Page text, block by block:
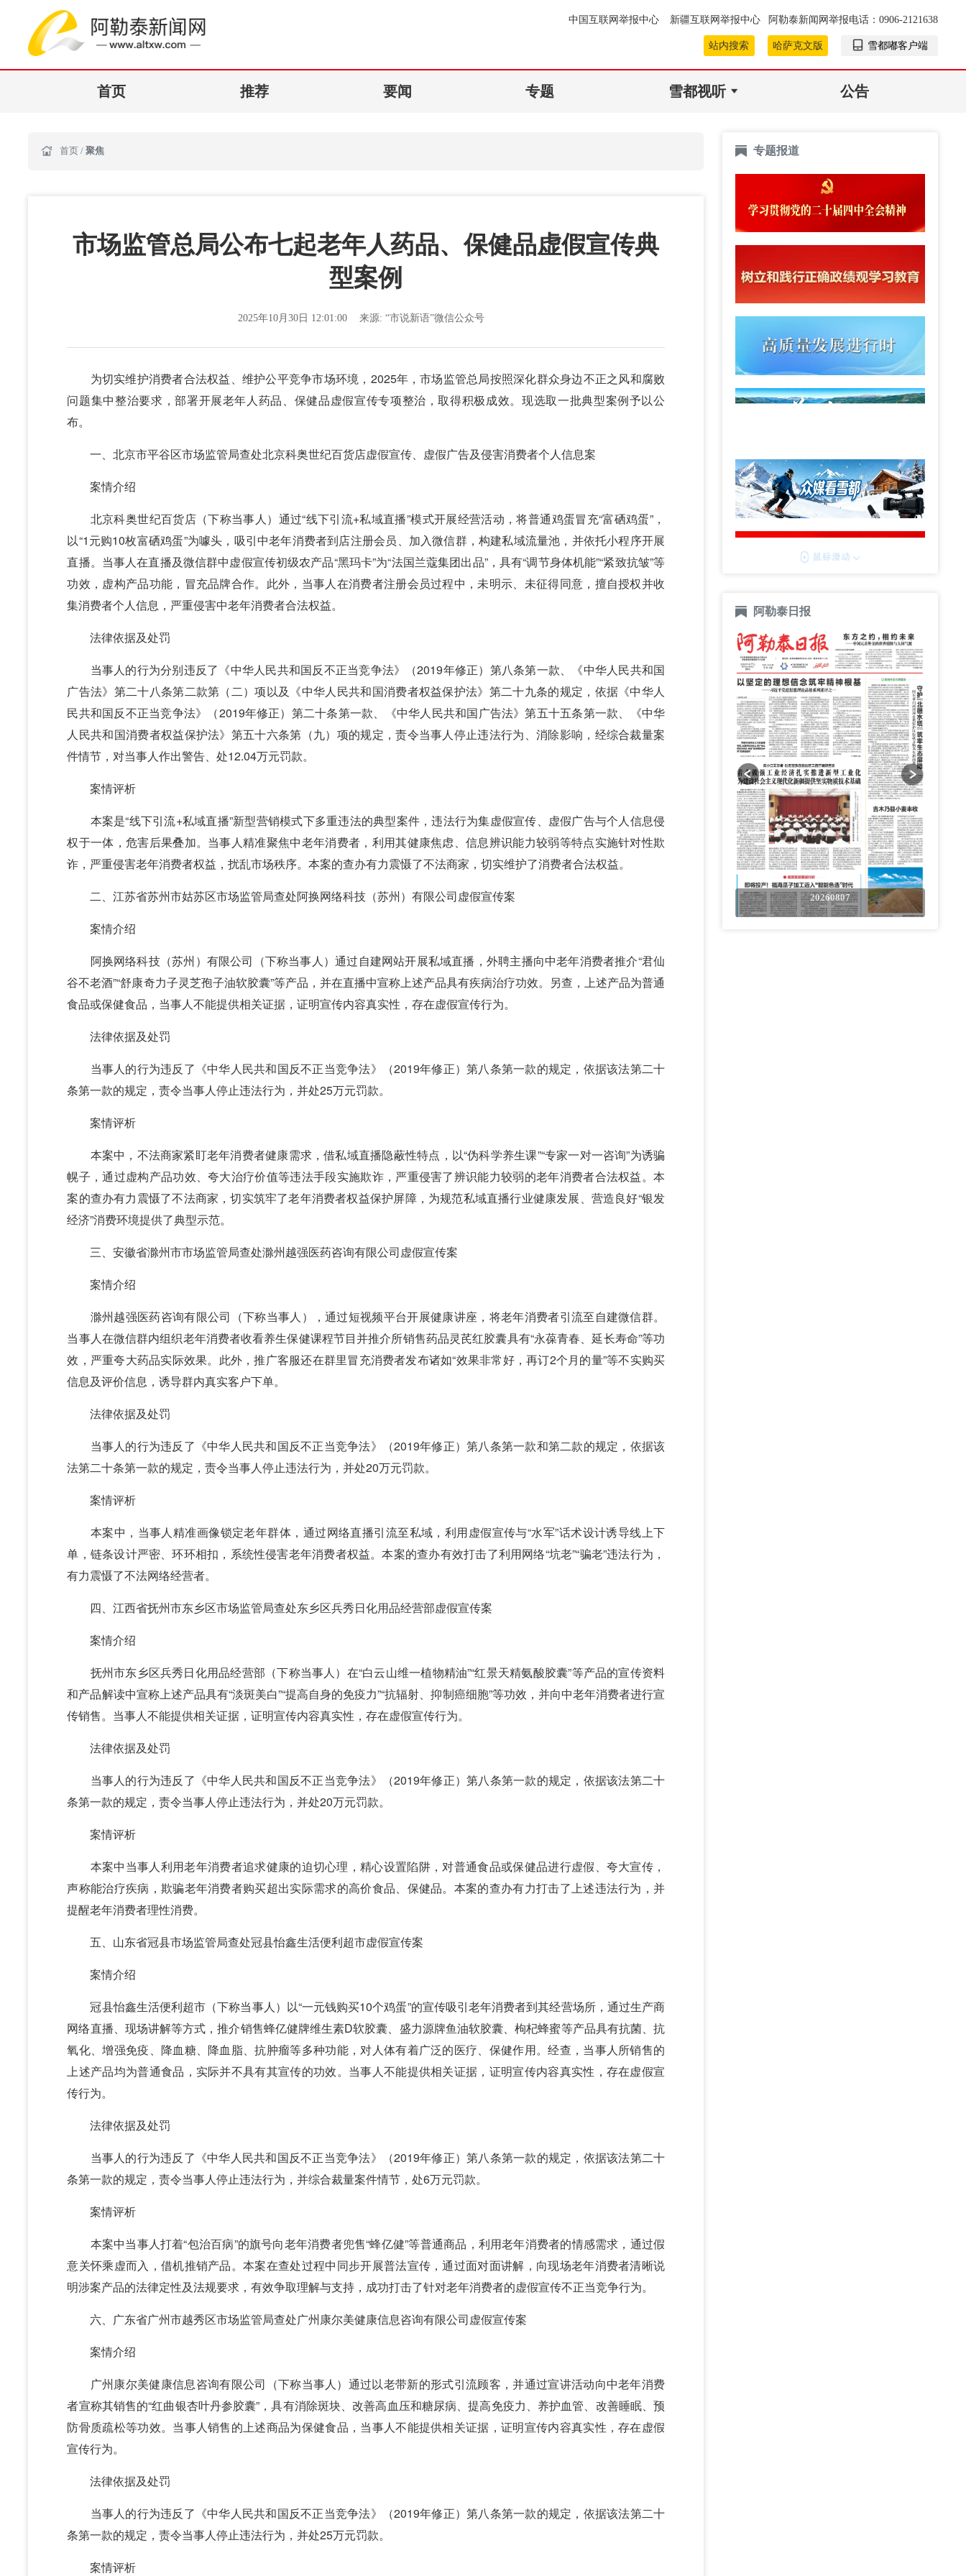
中国互联网举报中心 新疆互联网举报中心 阿勒泰新闻网举报电话：0906-2121638
站内搜索 哈萨克文版 雪都嘟客户端
首页 推荐 要闻 专题 雪都视听 公告
首页 / 聚焦
市场监管总局公布七起老年人药品、保健品虚假宣传典
型案例
2025年10月30日 12:01:00 来源:“市说新语”微信公众号
为切实维护消费者合法权益、维护公平竞争市场环境，2025年，市场监管总局按照深化群众身边不正之风和腐败
问题集中整治要求，部署开展老年人药品、保健品虚假宣传专项整治，取得积极成效。现选取一批典型案例予以公
布。
一、北京市平谷区市场监管局查处北京科奥世纪百货店虚假宣传、虚假广告及侵害消费者个人信息案
案情介绍
北京科奥世纪百货店（下称当事人）通过“线下引流+私域直播”模式开展经营活动，将普通鸡蛋冒充“富硒鸡蛋”，
以“1元购10枚富硒鸡蛋”为噱头，吸引中老年消费者到店注册会员、加入微信群，构建私域流量池，并依托小程序开展
直播。当事人在直播及微信群中虚假宣传初级农产品“黑玛卡”为“法国兰蔻集团出品”，具有“调节身体机能”“紧致抗皱”等
功效，虚构产品功能，冒充品牌合作。此外，当事人在消费者注册会员过程中，未明示、未征得同意，擅自授权并收
集消费者个人信息，严重侵害中老年消费者合法权益。
法律依据及处罚
当事人的行为分别违反了《中华人民共和国反不正当竞争法》（2019年修正）第八条第一款、《中华人民共和国
广告法》第二十八条第二款第（二）项以及《中华人民共和国消费者权益保护法》第二十九条的规定，依据《中华人
民共和国反不正当竞争法》（2019年修正）第二十条第一款、《中华人民共和国广告法》第五十五条第一款、《中华
人民共和国消费者权益保护法》第五十六条第（九）项的规定，责令当事人停止违法行为、消除影响，经综合裁量案
件情节，对当事人作出警告、处12.04万元罚款。
案情评析
本案是“线下引流+私域直播”新型营销模式下多重违法的典型案件，违法行为集虚假宣传、虚假广告与个人信息侵
权于一体，危害后果叠加。当事人精准聚焦中老年消费者，利用其健康焦虑、信息辨识能力较弱等特点实施针对性欺
诈，严重侵害老年消费者权益，扰乱市场秩序。本案的查办有力震慑了不法商家，切实维护了消费者合法权益。
二、江苏省苏州市姑苏区市场监管局查处阿换网络科技（苏州）有限公司虚假宣传案
案情介绍
阿换网络科技（苏州）有限公司（下称当事人）通过自建网站开展私域直播，外聘主播向中老年消费者推介“君仙
谷不老酒”“舒康奇力子灵芝孢子油软胶囊”等产品，并在直播中宣称上述产品具有疾病治疗功效。另查，上述产品为普通
食品或保健食品，当事人不能提供相关证据，证明宣传内容真实性，存在虚假宣传行为。
法律依据及处罚
当事人的行为违反了《中华人民共和国反不正当竞争法》（2019年修正）第八条第一款的规定，依据该法第二十
条第一款的规定，责令当事人停止违法行为，并处25万元罚款。
案情评析
本案中，不法商家紧盯老年消费者健康需求，借私域直播隐蔽性特点，以“伪科学养生课”“专家一对一咨询”为诱骗
幌子，通过虚构产品功效、夸大治疗价值等违法手段实施欺诈，严重侵害了辨识能力较弱的老年消费者合法权益。本
案的查办有力震慑了不法商家，切实筑牢了老年消费者权益保护屏障，为规范私域直播行业健康发展、营造良好“银发
经济”消费环境提供了典型示范。
三、安徽省滁州市市场监管局查处滁州越强医药咨询有限公司虚假宣传案
案情介绍
滁州越强医药咨询有限公司（下称当事人），通过短视频平台开展健康讲座，将老年消费者引流至自建微信群。
当事人在微信群内组织老年消费者收看养生保健课程节目并推介所销售药品灵芪红胶囊具有“永葆青春、延长寿命”等功
效，严重夸大药品实际效果。此外，推广客服还在群里冒充消费者发布诸如“效果非常好，再订2个月的量”等不实购买
信息及评价信息，诱导群内真实客户下单。
法律依据及处罚
当事人的行为违反了《中华人民共和国反不正当竞争法》（2019年修正）第八条第一款和第二款的规定，依据该
法第二十条第一款的规定，责令当事人停止违法行为，并处20万元罚款。
案情评析
本案中，当事人精准画像锁定老年群体，通过网络直播引流至私域，利用虚假宣传与“水军”话术设计诱导线上下
单，链条设计严密、环环相扣，系统性侵害老年消费者权益。本案的查办有效打击了利用网络“坑老”“骗老”违法行为，
有力震慑了不法网络经营者。
四、江西省抚州市东乡区市场监管局查处东乡区兵秀日化用品经营部虚假宣传案
案情介绍
抚州市东乡区兵秀日化用品经营部（下称当事人）在“白云山维一植物精油”“红景天精氨酸胶囊”等产品的宣传资料
和产品解读中宣称上述产品具有“淡斑美白”“提高自身的免疫力”“抗辐射、抑制癌细胞”等功效，并向中老年消费者进行宣
传销售。当事人不能提供相关证据，证明宣传内容真实性，存在虚假宣传行为。
法律依据及处罚
当事人的行为违反了《中华人民共和国反不正当竞争法》（2019年修正）第八条第一款的规定，依据该法第二十
条第一款的规定，责令当事人停止违法行为，并处20万元罚款。
案情评析
本案中当事人利用老年消费者追求健康的迫切心理，精心设置陷阱，对普通食品或保健品进行虚假、夸大宣传，
声称能治疗疾病，欺骗老年消费者购买超出实际需求的高价食品、保健品。本案的查办有力打击了上述违法行为，并
提醒老年消费者理性消费。
五、山东省冠县市场监管局查处冠县怡鑫生活便利超市虚假宣传案
案情介绍
冠县怡鑫生活便利超市（下称当事人）以“一元钱购买10个鸡蛋”的宣传吸引老年消费者到其经营场所，通过生产商
网络直播、现场讲解等方式，推介销售蜂亿健牌维生素D软胶囊、盛力源牌鱼油软胶囊、枸杞蜂蜜等产品具有抗菌、抗
氧化、增强免疫、降血糖、降血脂、抗肿瘤等多种功能，对人体有着广泛的医疗、保健作用。经查，当事人所销售的
上述产品均为普通食品，实际并不具有其宣传的功效。当事人不能提供相关证据，证明宣传内容真实性，存在虚假宣
传行为。
法律依据及处罚
当事人的行为违反了《中华人民共和国反不正当竞争法》（2019年修正）第八条第一款的规定，依据该法第二十
条第一款的规定，责令当事人停止违法行为，并综合裁量案件情节，处6万元罚款。
案情评析
本案中当事人打着“包治百病”的旗号向老年消费者兜售“蜂亿健”等普通商品，利用老年消费者的情感需求，通过假
意关怀乘虚而入，借机推销产品。本案在查处过程中同步开展普法宣传，通过面对面讲解，向现场老年消费者清晰说
明涉案产品的法律定性及法规要求，有效争取理解与支持，成功打击了针对老年消费者的虚假宣传不正当竞争行为。
六、广东省广州市越秀区市场监管局查处广州康尔美健康信息咨询有限公司虚假宣传案
案情介绍
广州康尔美健康信息咨询有限公司（下称当事人）通过以老带新的形式引流顾客，并通过宣讲活动向中老年消费
者宣称其销售的“红曲银杏叶丹参胶囊”，具有消除斑块、改善高血压和糖尿病、提高免疫力、养护血管、改善睡眠、预
防骨质疏松等功效。当事人销售的上述商品为保健食品，当事人不能提供相关证据，证明宣传内容真实性，存在虚假
宣传行为。
法律依据及处罚
当事人的行为违反了《中华人民共和国反不正当竞争法》（2019年修正）第八条第一款的规定，依据该法第二十
条第一款的规定，责令当事人停止违法行为，并处25万元罚款。
案情评析
专题报道
阿勒泰日报
20260807